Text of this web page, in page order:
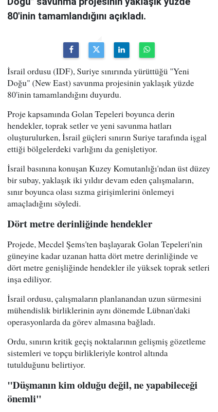
80'inin tamamlandığını açıkladı.
İsrail ordusu (IDF), Suriye sınırında yürüttüğü "Yeni
Doğu" (New East) savunma projesinin yaklaşık yüzde
80'inin tamamlandığını duyurdu.
Proje kapsamında Golan Tepeleri boyunca derin
hendekler, toprak setler ve yeni savunma hatları
oluşturulurken, İsrail güçleri sınırın Suriye tarafında işgal
ettiği bölgelerdeki varlığını da genişletiyor.
İsrail basınına konuşan Kuzey Komutanlığı'ndan üst düzey
bir subay, yaklaşık iki yıldır devam eden çalışmaların,
sınır boyunca olası sızma girişimlerini önlemeyi
amaçladığını söyledi.
Dört metre derinliğinde hendekler
Projede, Mecdel Şems'ten başlayarak Golan Tepeleri'nin
güneyine kadar uzanan hatta dört metre derinliğinde ve
dört metre genişliğinde hendekler ile yüksek toprak setleri
inşa ediliyor.
İsrail ordusu, çalışmaların planlanandan uzun sürmesini
mühendislik birliklerinin aynı dönemde Lübnan'daki
operasyonlarda da görev almasına bağladı.
Ordu, sınırın kritik geçiş noktalarının gelişmiş gözetleme
sistemleri ve topçu birlikleriyle kontrol altında
tutulduğunu belirtiyor.
"Düşmanın kim olduğu değil, ne yapabileceği
önemli"